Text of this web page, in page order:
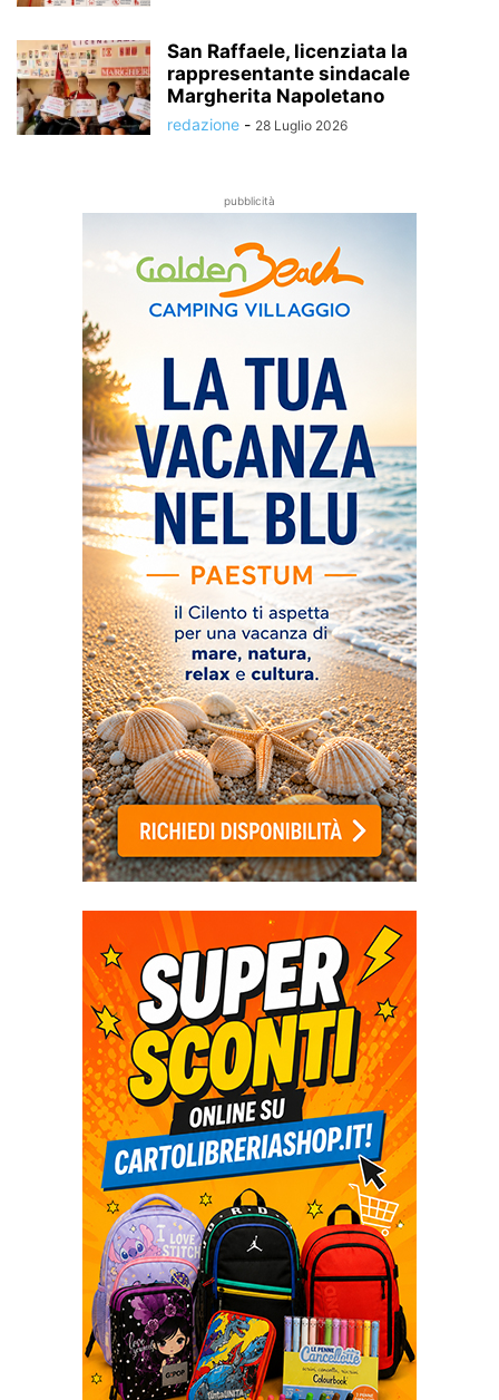
San Raffaele, licenziata la
rappresentante sindacale
Margherita Napoletano
redazione - 28 Luglio 2026
pubblicità